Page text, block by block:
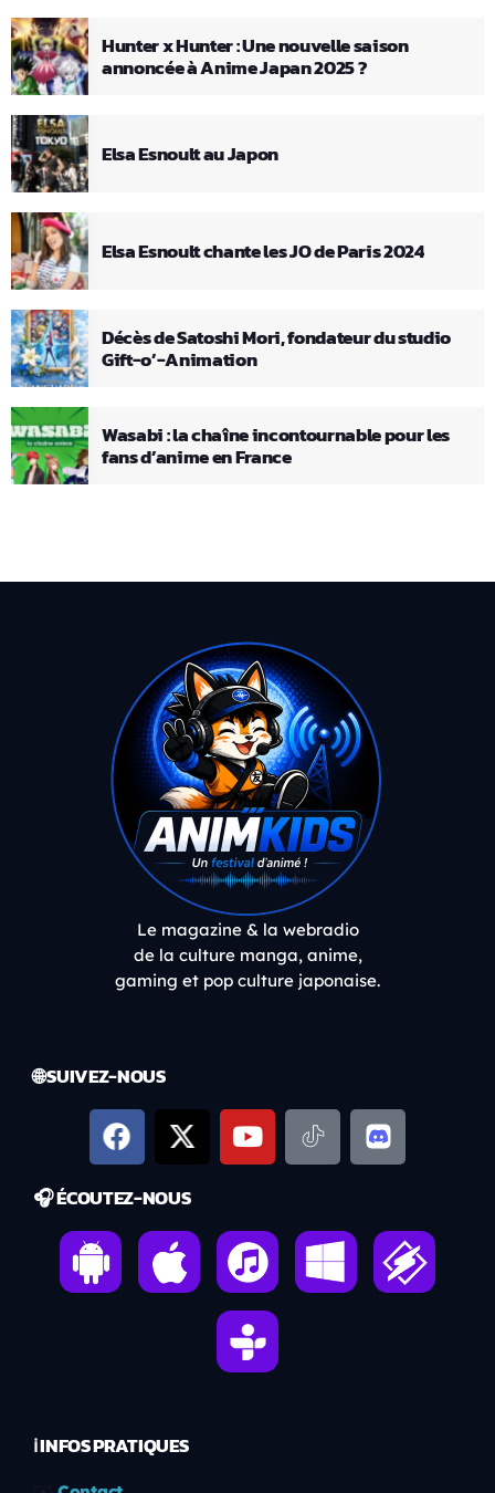
Hunter x Hunter : Une nouvelle saison
annoncée à Anime Japan 2025 ?
Elsa Esnoult au Japon
Elsa Esnoult chante les JO de Paris 2024
Décès de Satoshi Mori, fondateur du studio
Gift-o’-Animation
Wasabi : la chaîne incontournable pour les
fans d’anime en France
Le magazine & la webradio
de la culture manga, anime,
gaming et pop culture japonaise.
🌐 SUIVEZ-NOUS
🎧 ÉCOUTEZ-NOUS
ℹ️ INFOS PRATIQUES